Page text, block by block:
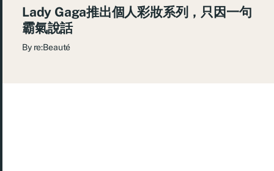
Lady Gaga推出個人彩妝系列，只因一句
霸氣說話
By re:Beauté